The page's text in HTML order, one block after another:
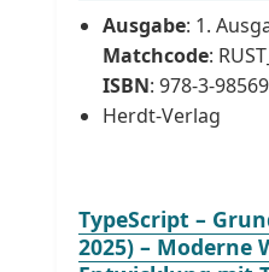
Ausgabe: 1.
Matchcode:
ISBN: 978-3-
Herdt-Verlag
TypeScript –
2025) – Moderne